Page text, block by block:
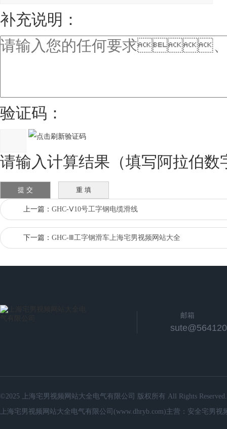
补充说明：
验证码：
请输入计算结果（填写阿拉伯数字
上一篇： GHC-Ⅴ10号工字钢电缆滑线
下一篇： GHC-Ⅲ工字钢滑车上海宅男视频网站大全
邮箱
©2025 上海宅男视频网站大全电气有限公司 版权所有 All Rights Reserved.
上海宅男视频网站大全电气有限公司(www.dhryb.com)主营：安全宅